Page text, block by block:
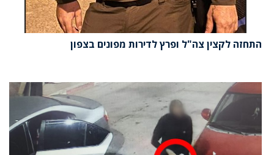
התחזה לקצין צה"ל ופרץ לדירות מפונים בצפון